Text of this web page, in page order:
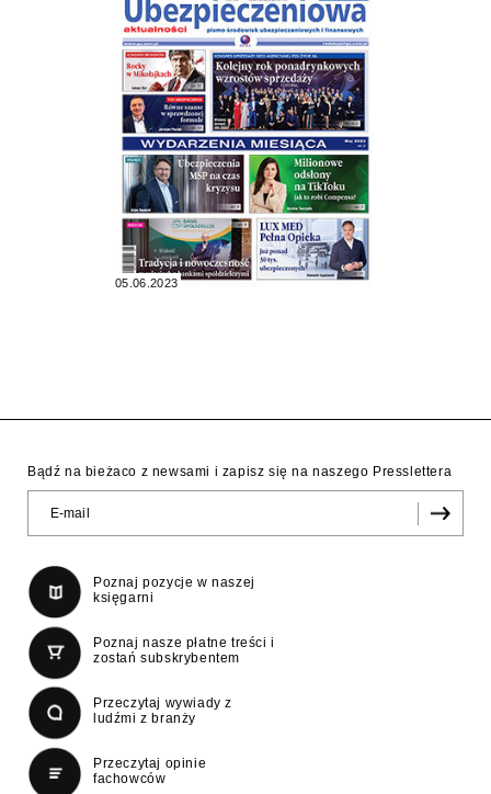
05.06.2023
Bądź na bieżaco z newsami i zapisz się na naszego Presslettera
Poznaj pozycje w naszej
księgarni
Poznaj nasze płatne treści i
zostań subskrybentem
Przeczytaj wywiady z
ludźmi z branży
Przeczytaj opinie
fachowców